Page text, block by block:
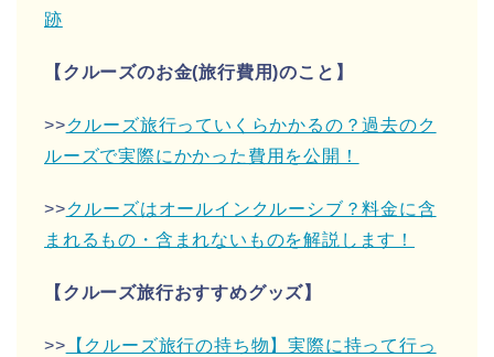
跡
【クルーズのお金(旅行費用)のこと】
>>クルーズ旅行っていくらかかるの？過去のク
ルーズで実際にかかった費用を公開！
>>クルーズはオールインクルーシブ？料金に含
まれるもの・含まれないものを解説します！
【クルーズ旅行おすすめグッズ】
>> 【クルーズ旅行の持ち物】実際に持って行っ